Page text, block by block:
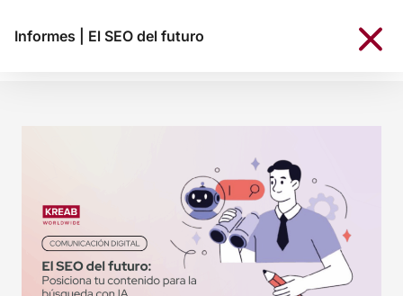
Informes El SEO del futuro